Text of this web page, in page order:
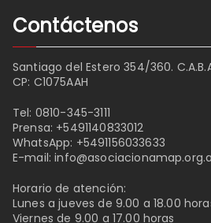
Contáctenos
Santiago del Estero 354/360.
CP: C1075AAH
Tel: 0810-345-3111
Prensa: +5491140833012
WhatsApp: +5491156033633
E-mail:
Horario de atención:
Lunes a jueves de 9.00 a 18.00
Viernes de 9.00 a 17.00 horas